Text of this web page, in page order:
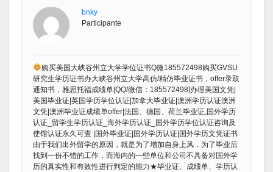
bnky
Participante
购买美国大峡谷州立大学学位证书Q微185572498购买GVSU
研究生学历证书办大峡谷州立大学高仿/精仿毕业证书，offer录取
通知书，雅思托福成绩单[QQ/微信：185572498]办理美国文凭|
美国毕业证|英国学历学位认证|加拿大毕业证|澳洲学历认证澳洲
文凭|澳洲毕业证成绩单offer|法国、德国、荷兰毕业证,国外学历
认证_留学生学历认证_海外学历认证_国外学历学位认证咨询及
使馆认证永久可查 |国外毕业证|国外学历认证|国外学历文凭证书
由于我们出外留学的原因，就是为了增加自身上风，为了毕业后
找到一份不错的工作，而海内的一些单位和公司不具备对国外学
历的真实性和有效性进行判定的能力★毕业证、成绩单、学历认